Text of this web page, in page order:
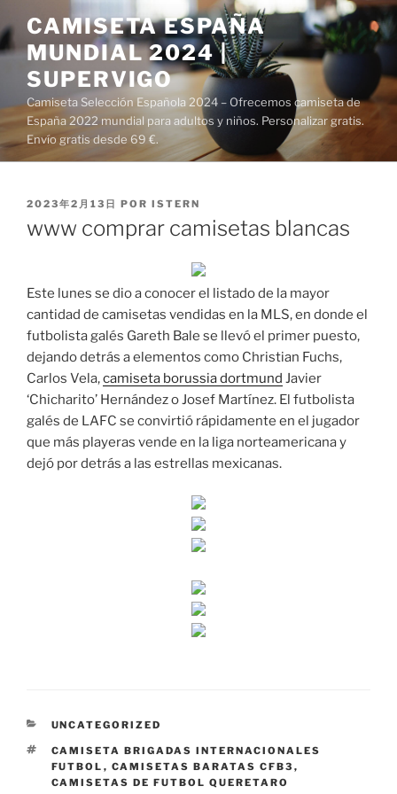
al
contenido
CAMISETA ESPAÑA
MUNDIAL 2024 |
SUPERVIGO
Camiseta Selección Española 2024 – Ofrecemos camiseta de
España 2022 mundial para adultos y niños. Personalizar gratis.
Envío gratis desde 69 €.
PUBLICADO
2023年2月13日 POR ISTERN
www comprar camisetas blancas
Este lunes se dio a conocer el listado de la mayor
cantidad de camisetas vendidas en la MLS, en donde el
futbolista galés Gareth Bale se llevó el primer puesto,
dejando detrás a elementos como Christian Fuchs,
Carlos Vela,camiseta borussia dortmund Javier
‘Chicharito’ Hernández o Josef Martínez. El futbolista
galés de LAFC se convirtió rápidamente en el jugador
que más playeras vende en la liga norteamericana y
dejó por detrás a las estrellas mexicanas.
CATEGORÍAS
UNCATEGORIZED
ETIQUETAS
CAMISETA BRIGADAS INTERNACIONALES
FUTBOL , CAMISETAS BARATAS CFB3 ,
CAMISETAS DE FUTBOL QUERETARO